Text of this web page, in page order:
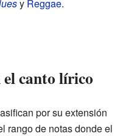
y Reggae.
el canto lírico
por su extensión
rango de notas donde el